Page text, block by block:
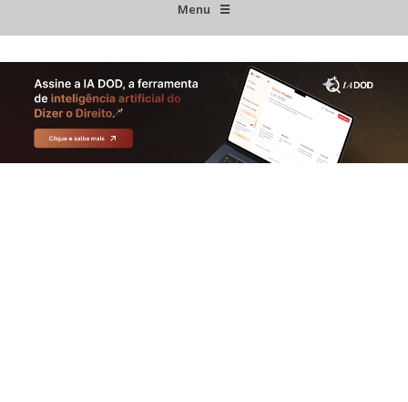
Menu ☰
JURISPRUDÊNCIA COMENTADA
INFORMATIVOS COMENTADOS